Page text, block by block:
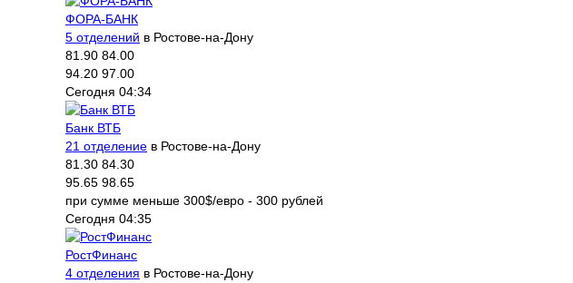
ФОРА-БАНК
5 отделений в Ростове-на-Дону
81.90 84.00
94.20 97.00
Сегодня 04:34
Банк ВТБ
21 отделение в Ростове-на-Дону
81.30 84.30
95.65 98.65
при сумме меньше 300$/евро - 300 рублей
Сегодня 04:35
РостФинанс
4 отделения в Ростове-на-Дону